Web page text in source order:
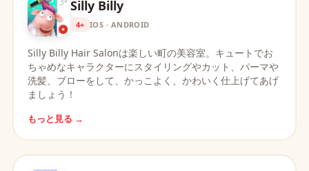
Silly Billy
4+ IOS · ANDROID
Silly Billy Hair Salonは楽しい町の美容室。キュートでお
ちゃめなキャラクターにスタイリングやカット、パーマや
洗髪、ブローをして、かっこよく、かわいく仕上げてあげ
ましょう！
もっと見る →